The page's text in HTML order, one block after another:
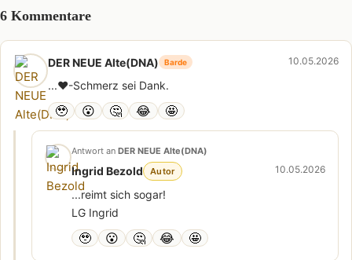
6 Kommentare
DER NEUE Alte(DNA) Barde 10.05.2026
...❤️-Schmerz sei Dank.
🥹 😮 🤔 😂 🤩
Antwort an DER NEUE Alte(DNA)
Ingrid Bezold Autor 10.05.2026
...reimt sich sogar!
LG Ingrid
🥹 😮 🤔 😂 🤩